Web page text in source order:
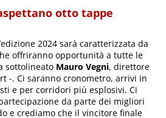
otto tappe
2024 sarà caratterizzata da
offriranno opportunità a tutte le
sottolineato Mauro Vegni, direttore
-. Ci saranno cronometro, arrivi in
e per corridori più esplosivi. Ci
da parte dei migliori
e crediamo che il vincitore finale